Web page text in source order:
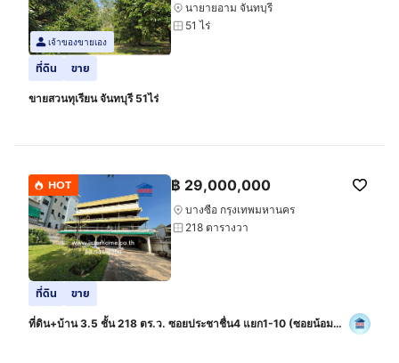
เจ้าของขายเอง
นายายอาม จันทบุรี
51 ไร่
ที่ดิน ขาย
ขายสวนทุเรียน จันทบุรี 51ไร่
HOT ฿ 29,000,000
บางซื่อ กรุงเทพมหานคร
218 ตารางวา
ที่ดิน ขาย
ที่ดิน+บ้าน 3.5 ชั้น 218 ตร.ว. ซอยประชาชื่น4 แยก1-10 (ซอยน้อม